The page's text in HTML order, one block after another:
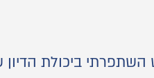
ביכולת הדיון